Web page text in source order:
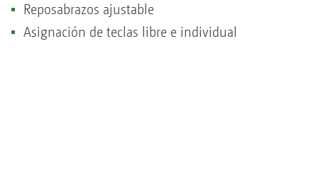
Reposabrazos ajustable
Asignación de teclas libre e individual